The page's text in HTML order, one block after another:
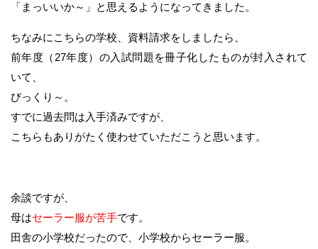
「まっいいか～」と思えるようになってきました。
ちなみにこちらの学校、資料請求をしましたら、
前年度（27年度）の入試問題を冊子化したものが封入されて
いて、
びっくり～。
すでに過去問は入手済みですが、
こちらもありがたく使わせていただこうと思います。
余談ですが、
母はセーラー服が苦手です。
田舎の小学校だったので、小学校からセーラー服。